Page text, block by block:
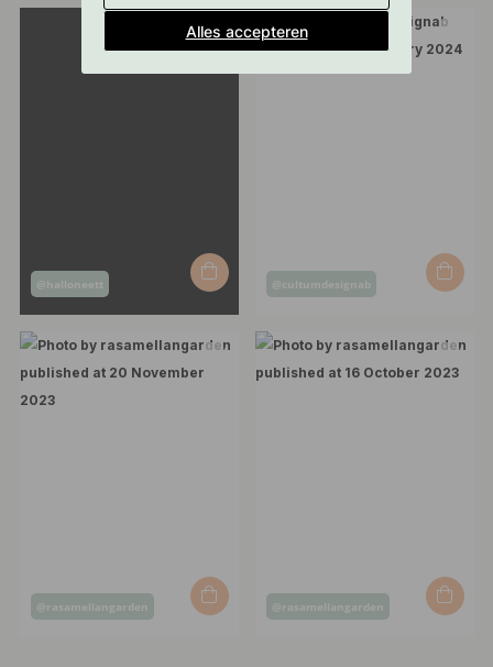
Post
published
by
@halloneett
Post
by
@cultumdesignab
Post
@rasamellangarden
Post
@rasamellangarden
Alles accepteren